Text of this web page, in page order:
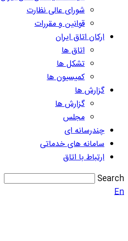
شورای عالی نظارت
قوانین و مقررات
ارکان اتاق ایران
اتاق ها
تشکل ها
کمیسیون ها
گزارش ها
گزارش ها
مجلس
چندرسانه ای
سامانه های خدماتی
ارتباط با اتاق
Search
En